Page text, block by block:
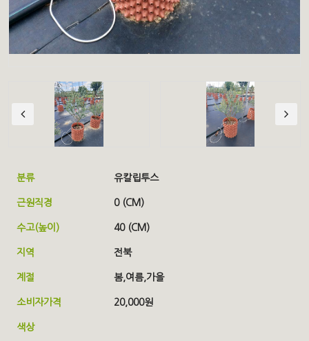
분류 유칼립투스
근원직경 0 (CM)
수고(높이) 40 (CM)
지역 전북
계절 봄,여름,가을
소비자가격 20,000원
색상